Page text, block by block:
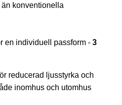
konventionella
en individuell passform - 3
reducerad ljusstyrka och
inomhus och utomhus